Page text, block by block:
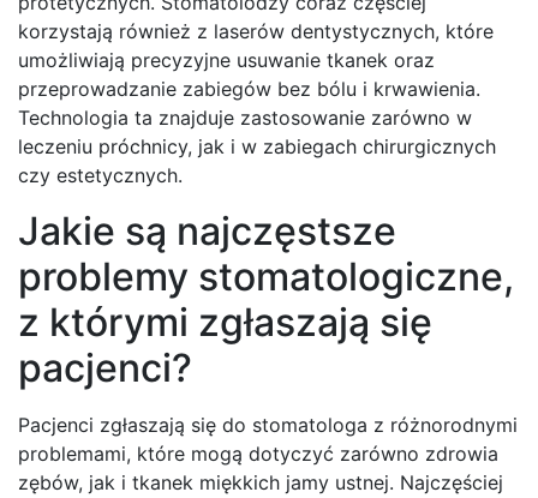
korzystają również z laserów dentystycznych, które
umożliwiają precyzyjne usuwanie tkanek oraz
przeprowadzanie zabiegów bez bólu i krwawienia.
Technologia ta znajduje zastosowanie zarówno w
leczeniu próchnicy, jak i w zabiegach chirurgicznych
czy estetycznych.
Jakie są najczęstsze
problemy stomatologiczne,
z którymi zgłaszają się
pacjenci?
Pacjenci zgłaszają się do stomatologa z różnorodnymi
problemami, które mogą dotyczyć zarówno zdrowia
zębów, jak i tkanek miękkich jamy ustnej. Najczęściej